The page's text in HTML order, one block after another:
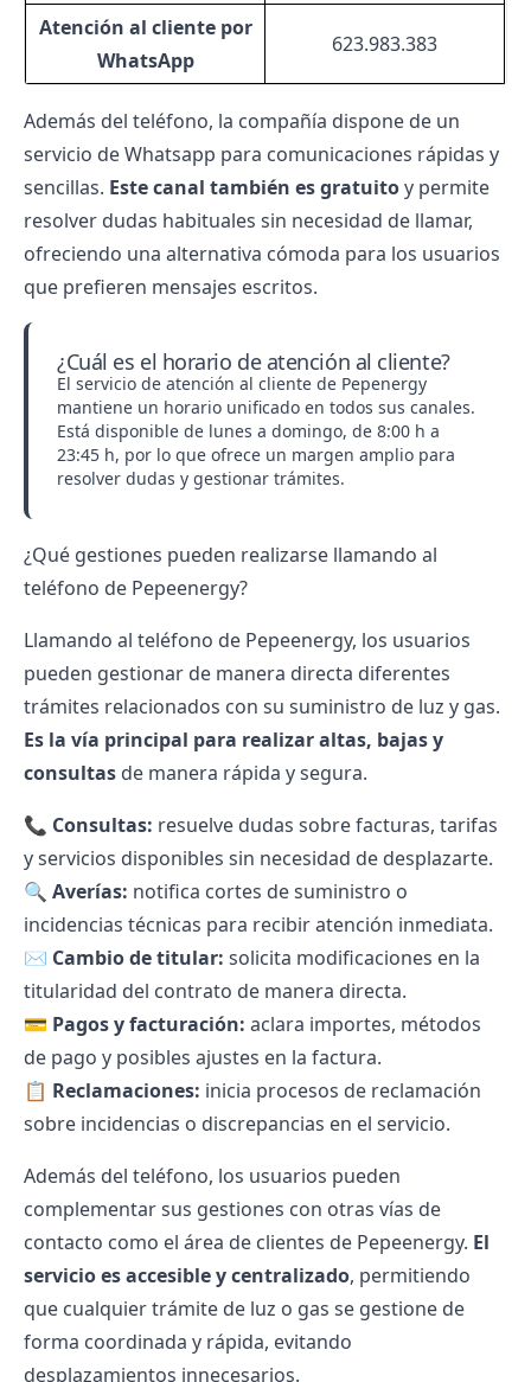
Atención al cliente por
WhatsApp
623.983.383
Además del teléfono, la compañía dispone de un
servicio de Whatsapp para comunicaciones rápidas y
sencillas. Este canal también es gratuitoy permite
resolver dudas habituales sin necesidad de llamar,
ofreciendo una alternativa cómoda para los usuarios
que prefieren mensajes escritos.
¿Cuál es el horario de atención al cliente?
El servicio de atención al cliente de Pepenergy
mantiene un horario unificado en todos sus canales.
Está disponible de lunes a domingo, de 8:00 h a
23:45 h, por lo que ofrece un margen amplio para
resolver dudas y gestionar trámites.
¿Qué gestiones pueden realizarse llamando al
teléfono de Pepeenergy?
Llamando al teléfono de Pepeenergy, los usuarios
pueden gestionar de manera directa diferentes
trámites relacionados con su suministro de luz y gas.
Es la vía principal para realizar altas, bajas y
consultas de manera rápida y segura.
📞 Consultas: resuelve dudas sobre facturas, tarifas
y servicios disponibles sin necesidad de desplazarte.
🔍 Averías: notifica cortes de suministro o
incidencias técnicas para recibir atención inmediata.
✉ Cambio de titular: solicita modificaciones en la
titularidad del contrato de manera directa.
💳 Pagos y facturación: aclara importes, métodos
de pago y posibles ajustes en la factura.
📋 Reclamaciones: inicia procesos de reclamación
sobre incidencias o discrepancias en el servicio.
Además del teléfono, los usuarios pueden
complementar sus gestiones con otras vías de
contacto como el área de clientes de Pepeenergy. El
servicio es accesible y centralizado, permitiendo
que cualquier trámite de luz o gas se gestione de
forma coordinada y rápida, evitando
desplazamientos innecesarios.